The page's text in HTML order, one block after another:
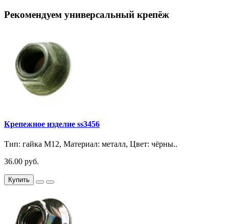
Рекомендуем универсальный крепёж
Крепежное изделие ss3456
Тип: гайка М12, Материал: металл, Цвет: чёрны..
36.00 руб.
Купить